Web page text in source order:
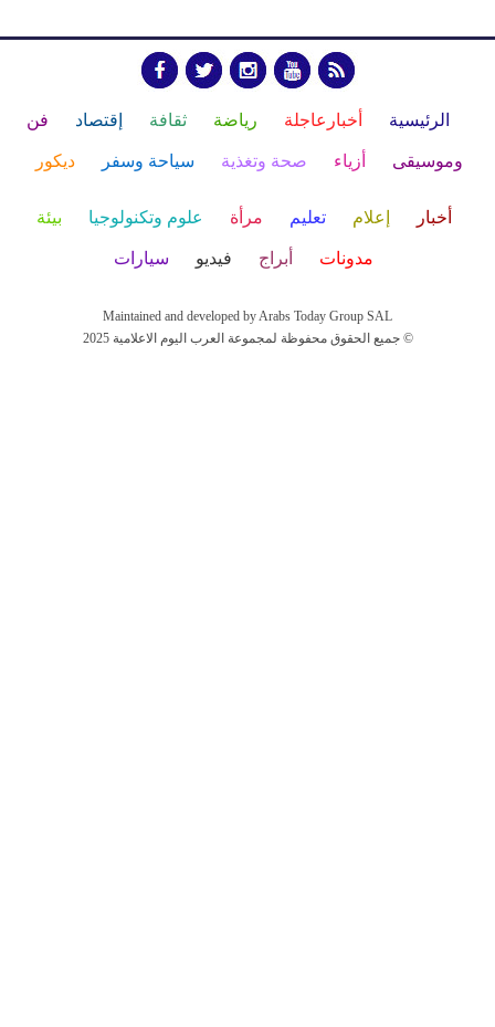
الرئيسية أخبارعاجلة رياضة ثقافة إقتصاد فن
وموسيقى أزياء صحة وتغذية سياحة وسفر ديكور
أخبار إعلام تعليم مرأة علوم وتكنولوجيا بيئة
مدونات أبراج فيديو سيارات
Maintained and developed by Arabs Today Group SAL
جميع الحقوق محفوظة لمجموعة العرب اليوم الاعلامية 2025 ©